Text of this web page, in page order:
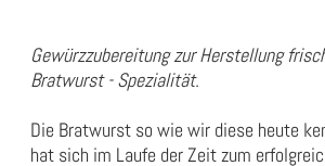
Gewürzzubereitung zur Herstellung
Bratwurst - Spezialität.
Die Bratwurst so wie wir diese heute
hat sich im Laufe der Zeit zum